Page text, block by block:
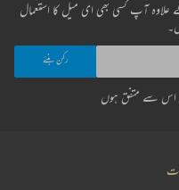
آپ کسی بھی ای میل کا استعمال
اس سے متفق ہوں